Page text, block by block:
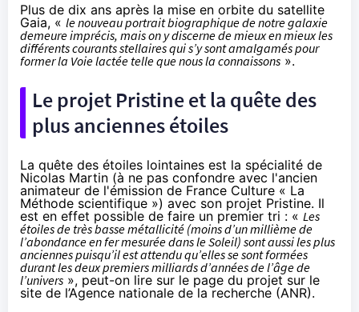
Plus de dix ans après la mise en orbite du satellite
Gaia, « le nouveau portrait biographique de notre galaxie
demeure imprécis, mais on y discerne de mieux en mieux les
différents courants stellaires qui s’y sont amalgamés pour
former la Voie lactée telle que nous la connaissons ».
Le projet Pristine et la quête des
plus anciennes étoiles
La quête des étoiles lointaines est la spécialité de
Nicolas Martin (à ne pas confondre avec l'ancien
animateur de l'émission de France Culture « La
Méthode scientifique ») avec son projet Pristine. Il
est en effet possible de faire un premier tri : « Les
étoiles de très basse métallicité (moins d’un millième de
l’abondance en fer mesurée dans le Soleil) sont aussi les plus
anciennes puisqu’il est attendu qu’elles se sont formées
durant les deux premiers milliards d’années de l’âge de
l’univers », peut-on lire sur le page du projet sur le
site de l’Agence nationale de la recherche (ANR).